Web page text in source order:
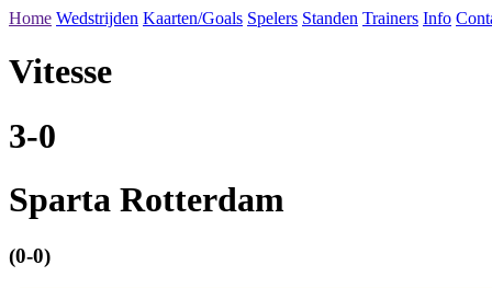
Home Wedstrijden Kaarten/Goals Spelers Standen Trainers Info
Vitesse
3-0
Sparta Rotterdam
(0-0)